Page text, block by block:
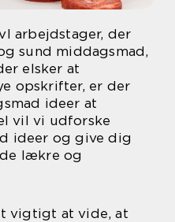
arbejdstager, der
sund middagsmad,
elsker at
opskrifter, er der
ideer at
vil vi udforske
ideer og give dig
lækre og
vigtigt at vide, at